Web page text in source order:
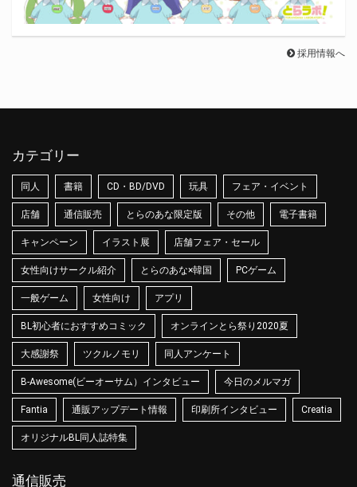
採用情報へ
カテゴリー
同人 書籍 CD・BD/DVD 玩具 フェア・イベント
店舗 通信販売 とらのあな限定版 その他 電子書籍
キャンペーン イラスト展 店舗フェア・セール
女性向けサークル紹介 とらのあな×韓国 PCゲーム
一般ゲーム 女性向け アプリ
BL初心者におすすめコミック オンラインとら祭り2020夏
大感謝祭 ツクルノモリ 同人アンケート
B-Awesome(ビーオーサム）インタビュー 今日のメルマガ
Fantia 通販アップデート情報 印刷所インタビュー Creatia
オリジナルBL同人誌特集
通信販売